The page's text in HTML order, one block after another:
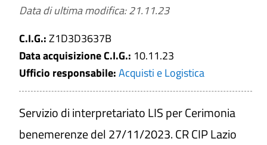
Data di ultima modifica: 21.11.23
C.I.G.:Z1D3D3637B
Data acquisizione C.I.G.: 10.11.23
Ufficio responsabile:Acquisti e Logistica
Servizio di interpretariato LIS per Cerimonia
benemerenze del 27/11/2023. CR CIP Lazio